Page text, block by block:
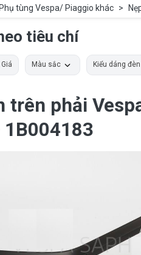
Phụ tùng Vespa/ Piaggio khác >
tiêu chí
Giá Màu sắc Kiểu dáng đèn
trên phải